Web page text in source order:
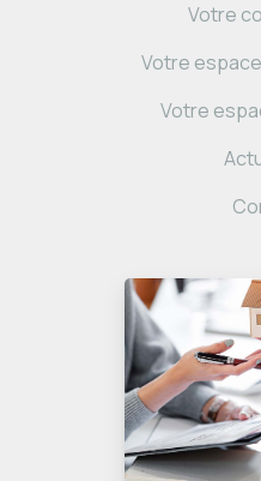
Votre
Votre
Votre